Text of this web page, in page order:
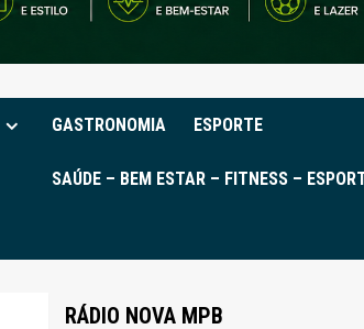
GASTRONOMIA ESPORTE
SAÚDE – BEM ESTAR – FITNESS –
RÁDIO NOVA MPB